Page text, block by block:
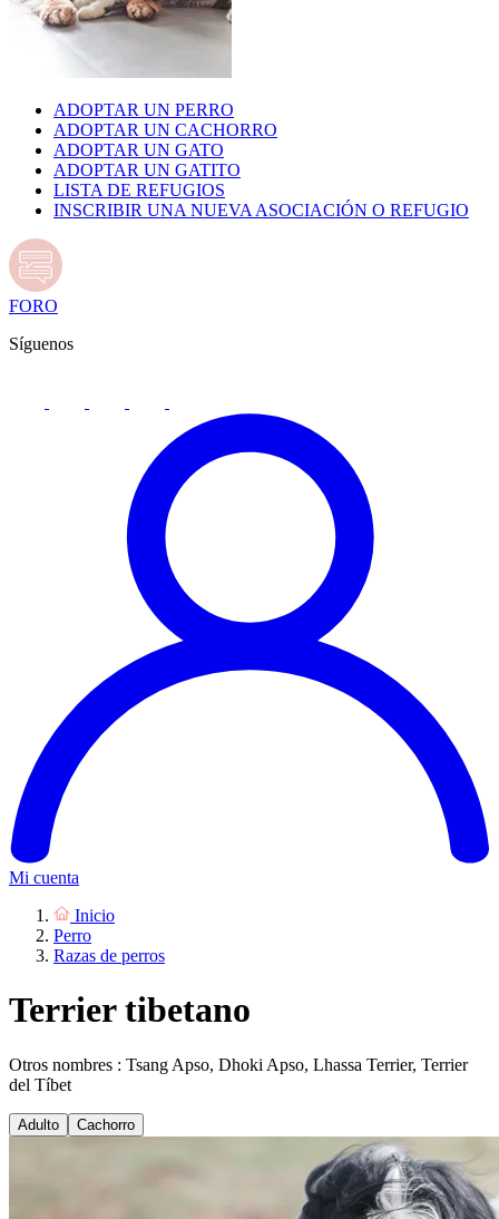
ADOPTAR UN PERRO
ADOPTAR UN CACHORRO
ADOPTAR UN GATO
ADOPTAR UN GATITO
LISTA DE REFUGIOS
INSCRIBIR UNA NUEVA ASOCIACIÓN O REFUGIO
FORO
Síguenos
Mi cuenta
Inicio
Perro
Razas de perros
Terrier tibetano
Otros nombres : Tsang Apso, Dhoki Apso, Lhassa Terrier, Terrier
del Tíbet
Adulto Cachorro